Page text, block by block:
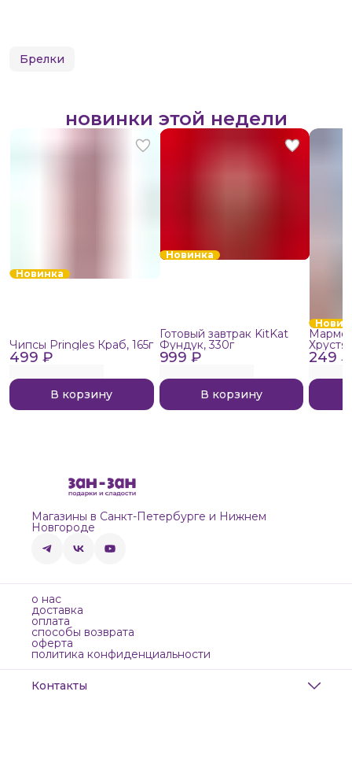
Брелки
новинки этой недели
Новинка
499 ₽
Чипсы Pringles Краб, 165г
В корзину
Новинка
999 ₽
Готовый завтрак KitKat
Фундук, 330г
В корзину
249 ₽
Магазины в Санкт-Петербурге и Нижнем
Новгороде
о нас
доставка
оплата
способы возврата
оферта
политика конфиденциальности
Контакты